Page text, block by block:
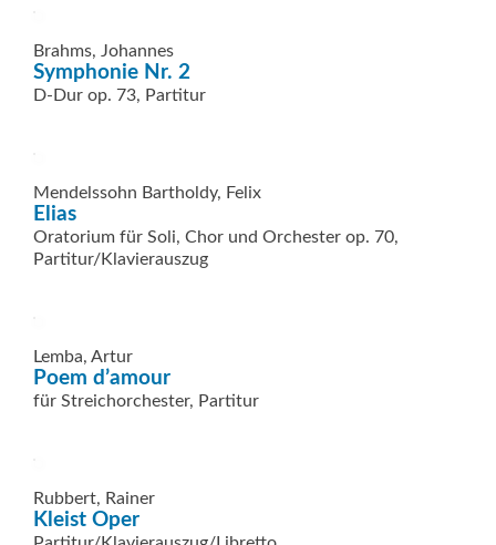
Brahms, Johannes
Symphonie Nr. 2
D-Dur op. 73, Partitur
Mendelssohn Bartholdy, Felix
Elias
Oratorium für Soli, Chor und Orchester op. 70,
Partitur/Klavierauszug
Lemba, Artur
Poem d’amour
für Streichorchester, Partitur
Rubbert, Rainer
Kleist Oper